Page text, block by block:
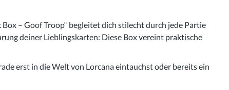
– Goof Troop“ begleitet dich stilecht durch jede Partie
deiner Lieblingskarten: Diese Box vereint praktische
erst in die Welt von Lorcana eintauchst oder bereits ein